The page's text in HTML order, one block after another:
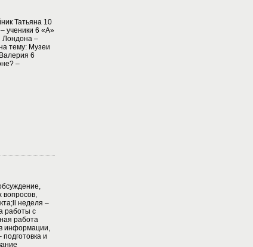
Татьяна 10
ученики 6 «А»
Лондона –
тему: Музеи
6
–
вопросов,
неделя –
работы с
работа
информации,
и